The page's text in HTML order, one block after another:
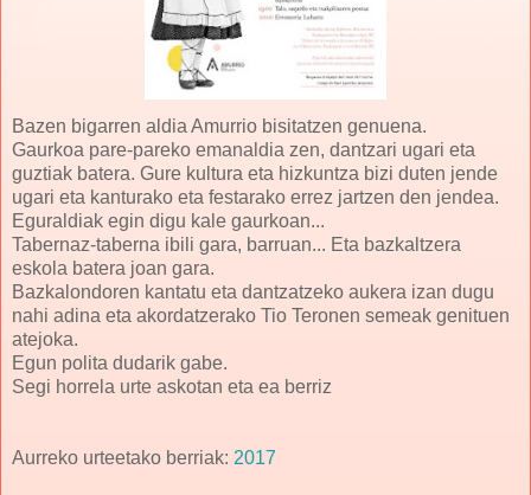
Bazen bigarren aldia Amurrio bisitatzen genuena.
Gaurkoa pare-pareko emanaldia zen, dantzari ugari eta
guztiak batera. Gure kultura eta hizkuntza bizi duten jende
ugari eta kanturako eta festarako errez jartzen den jendea.
Eguraldiak egin digu kale gaurkoan...
Tabernaz-taberna ibili gara, barruan... Eta bazkaltzera
eskola batera joan gara.
Bazkalondoren kantatu eta dantzatzeko aukera izan dugu
nahi adina eta akordatzerako Tio Teronen semeak genituen
atejoka.
Egun polita dudarik gabe.
Segi horrela urte askotan eta ea berriz
Aurreko urteetako berriak: 2017